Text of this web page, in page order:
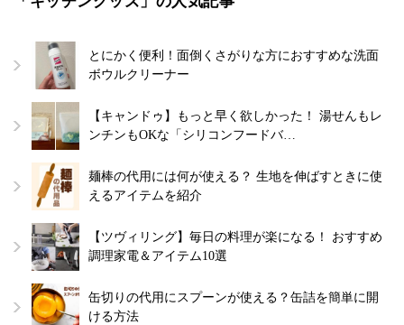
とにかく便利！面倒くさがりな方におすすめな洗面
ボウルクリーナー
【キャンドゥ】もっと早く欲しかった！ 湯せんもレ
ンチンもOKな「シリコンフードバ…
麺棒の代用には何が使える？ 生地を伸ばすときに使
えるアイテムを紹介
【ツヴィリング】毎日の料理が楽になる！ おすすめ
調理家電＆アイテム10選
缶切りの代用にスプーンが使える？缶詰を簡単に開
ける方法